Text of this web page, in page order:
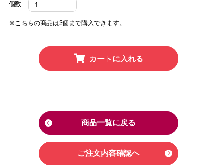
個数
※こちらの商品は3個まで購入できます。
カートに入れる
商品一覧に戻る
ご注文内容確認へ